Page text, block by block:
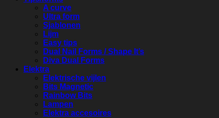
A curve
Ultra form
Sjablonen
Lijm
Easy tips
Dual Nail Forms / Shape It’s
Diva Dual Forms
Elektra
Elektrische vijlen
Bits Magnetic
Rainbow Bits
Lampen
Elektra accesoires